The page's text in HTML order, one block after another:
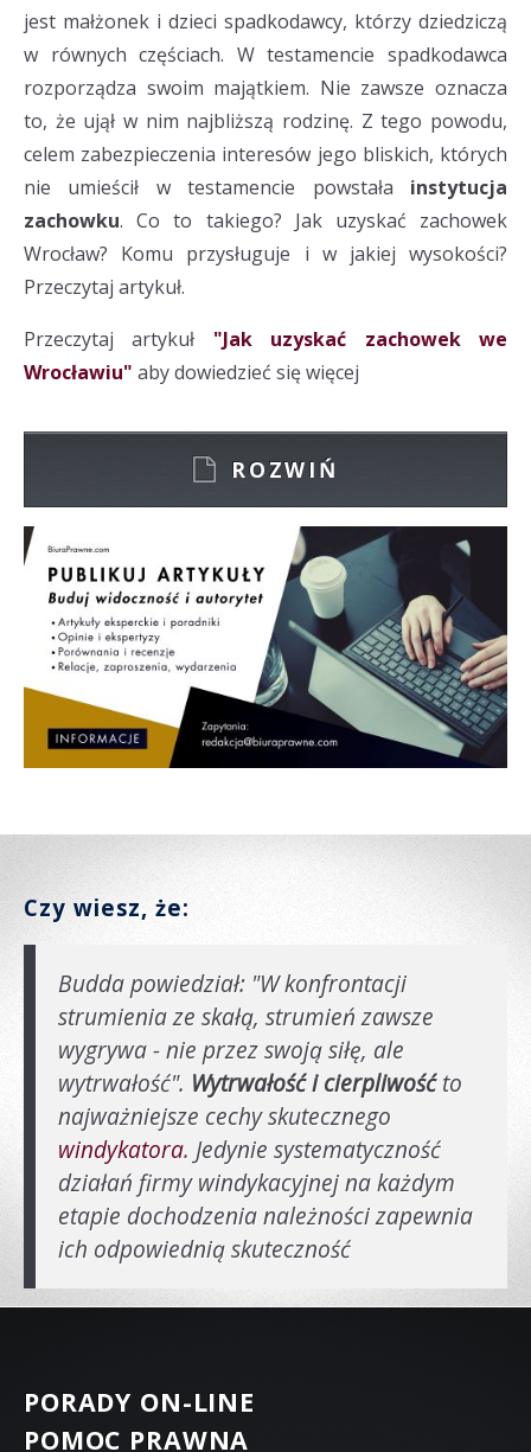
jest małżonek i dzieci spadkodawcy, którzy dziedziczą
w równych częściach. W testamencie spadkodawca
rozporządza swoim majątkiem. Nie zawsze oznacza
to, że ujął w nim najbliższą rodzinę. Z tego powodu,
celem zabezpieczenia interesów jego bliskich, których
nie umieścił w testamencie powstała instytucja
zachowku. Co to takiego? Jak uzyskać zachowek
Wrocław? Komu przysługuje i w jakiej wysokości?
Przeczytaj artykuł.
Przeczytaj artykuł "Jak uzyskać zachowek we
Wrocławiu" aby dowiedzieć się więcej
ROZWIŃ
Czy wiesz, że:
Budda powiedział: "W konfrontacji
strumienia ze skałą, strumień zawsze
wygrywa - nie przez swoją siłę, ale
wytrwałość". Wytrwałość i cierpliwośćto
najważniejsze cechy skutecznego
windykatora. Jedynie systematyczność
działań firmy windykacyjnej na każdym
etapie dochodzenia należności zapewnia
ich odpowiednią skuteczność
PORADY ON-LINE
POMOC PRAWNA